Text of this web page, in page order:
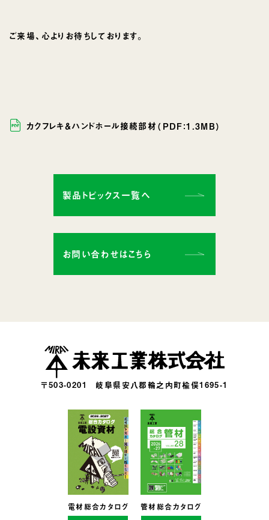
ご来場、心よりお待ちしております。
カクフレキ＆ハンドホール接続部材（PDF：1.3MB）
製品トピックス一覧へ
お問い合わせはこちら
〒503-0201 岐阜県安八郡輪之内町楡俣1695-1
電材総合カタログ 管材総合カタログ